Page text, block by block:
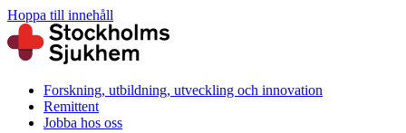
Hoppa till innehåll
Forskning, utbildning, utveckling och innovation
Remittent
Jobba hos oss